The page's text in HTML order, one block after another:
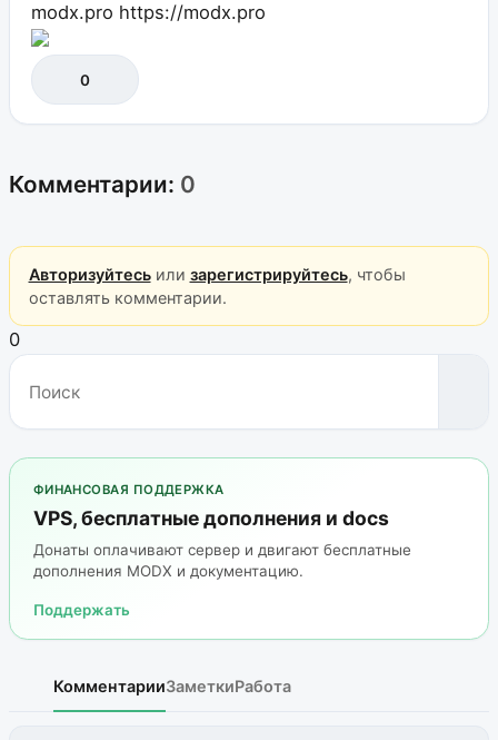
modx.pro https://modx.pro
0
Комментарии: 0
Авторизуйтесьили зарегистрируйтесь, чтобы
оставлять комментарии.
0
ФИНАНСОВАЯ ПОДДЕРЖКА
VPS, бесплатные дополнения и docs
Донаты оплачивают сервер и двигают бесплатные
дополнения MODX и документацию.
Поддержать
КомментарииЗаметкиРабота